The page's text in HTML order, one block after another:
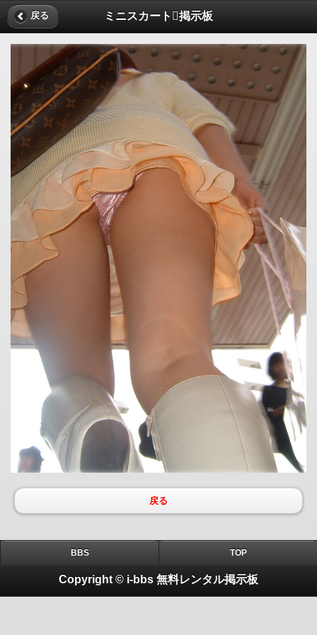
戻る ミニスカート掲示板
戻る
BBS TOP
Copyright © i-bbs 無料レンタル掲示板